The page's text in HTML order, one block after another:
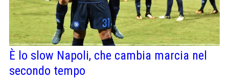
È lo slow Napoli, che cambia marcia nel
secondo tempo